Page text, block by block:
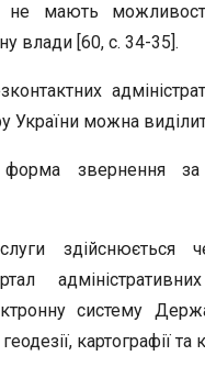
не мають
влади [60, с. 34-35].
України можна
звернення
здійснюється
систему
картографії та